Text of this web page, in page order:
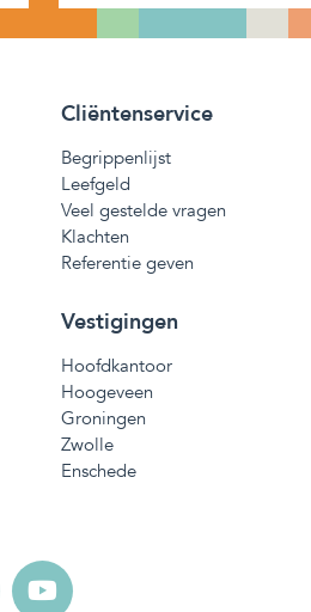
Cliëntenservice
Begrippenlijst
Leefgeld
Veel gestelde vragen
Klachten
Referentie geven
Vestigingen
Hoofdkantoor
Hoogeveen
Groningen
Zwolle
Enschede